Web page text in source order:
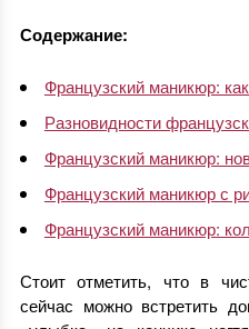
Содержание:
Французский маникюр:
Разновидности
Французский маникюр:
Французский маникюр с
Французский маникюр:
Стоит отметить, что в
сейчас можно встретить